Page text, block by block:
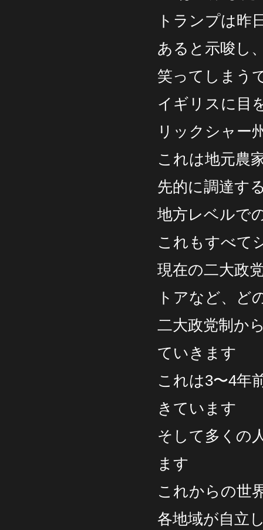
トランプは昨
あると示唆し
笑ってしま
イギリスに目
リックシャ
これは地元農
先的に調達
地方レベルで
これもすべ
現在の二大政
トアなど、
二大政党制か
ていきます
これは3〜4年
きています
そして多くの
ます
これからの世
各地域が自立